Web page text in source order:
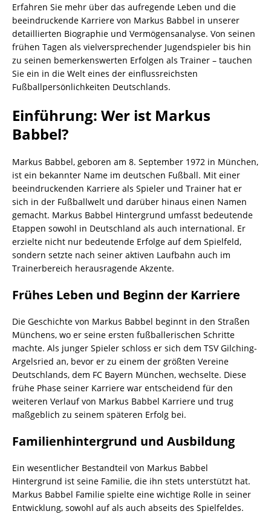
Erfahren Sie mehr über das aufregende Leben und die
beeindruckende Karriere von Markus Babbel in unserer
detaillierten Biographie und Vermögensanalyse. Von seinen
frühen Tagen als vielversprechender Jugendspieler bis hin
zu seinen bemerkenswerten Erfolgen als Trainer – tauchen
Sie ein in die Welt eines der einflussreichsten
Fußballpersönlichkeiten Deutschlands.
Einführung: Wer ist Markus
Babbel?
Markus Babbel, geboren am 8. September 1972 in München,
ist ein bekannter Name im deutschen Fußball. Mit einer
beeindruckenden Karriere als Spieler und Trainer hat er
sich in der Fußballwelt und darüber hinaus einen Namen
gemacht. Markus Babbel Hintergrund umfasst bedeutende
Etappen sowohl in Deutschland als auch international. Er
erzielte nicht nur bedeutende Erfolge auf dem Spielfeld,
sondern setzte nach seiner aktiven Laufbahn auch im
Trainerbereich herausragende Akzente.
Frühes Leben und Beginn der Karriere
Die Geschichte von Markus Babbel beginnt in den Straßen
Münchens, wo er seine ersten fußballerischen Schritte
machte. Als junger Spieler schloss er sich dem TSV Gilching-
Argelsried an, bevor er zu einem der größten Vereine
Deutschlands, dem FC Bayern München, wechselte. Diese
frühe Phase seiner Karriere war entscheidend für den
weiteren Verlauf von Markus Babbel Karriere und trug
maßgeblich zu seinem späteren Erfolg bei.
Familienhintergrund und Ausbildung
Ein wesentlicher Bestandteil von Markus Babbel
Hintergrund ist seine Familie, die ihn stets unterstützt hat.
Markus Babbel Familie spielte eine wichtige Rolle in seiner
Entwicklung, sowohl auf als auch abseits des Spielfeldes.